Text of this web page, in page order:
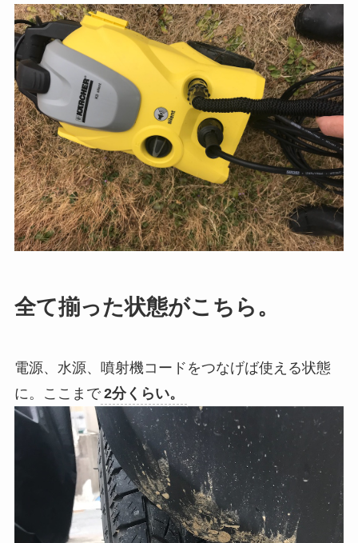
全て揃った状態がこちら。
電源、水源、噴射機コードをつなげば使える状態
に。ここまで 2分くらい。